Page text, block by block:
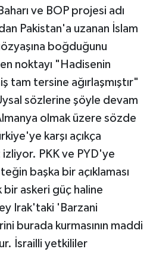
ve BOP projesi adı
Pakistan'a uzanan İslam
boğduğunu
noktayı "Hadisenin
tam tersine ağırlaşmıştır"
sözlerine şöyle devam
olmak üzere sözde
karşı açıkça
PKK ve PYD'ye
başka bir açıklaması
askeri güç haline
Irak'taki 'Barzani
burada kurmasının maddi
İsrailli yetkililer